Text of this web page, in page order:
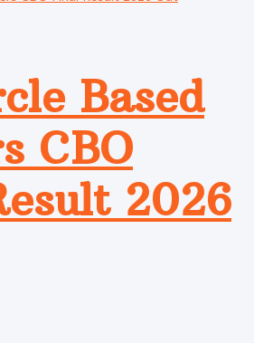
Based
CBO
2026